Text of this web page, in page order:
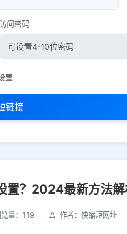
问密码
台设置
iOS Android PC 其
置
链接
置？2024最新方法
量：119 作者：快缩短网址